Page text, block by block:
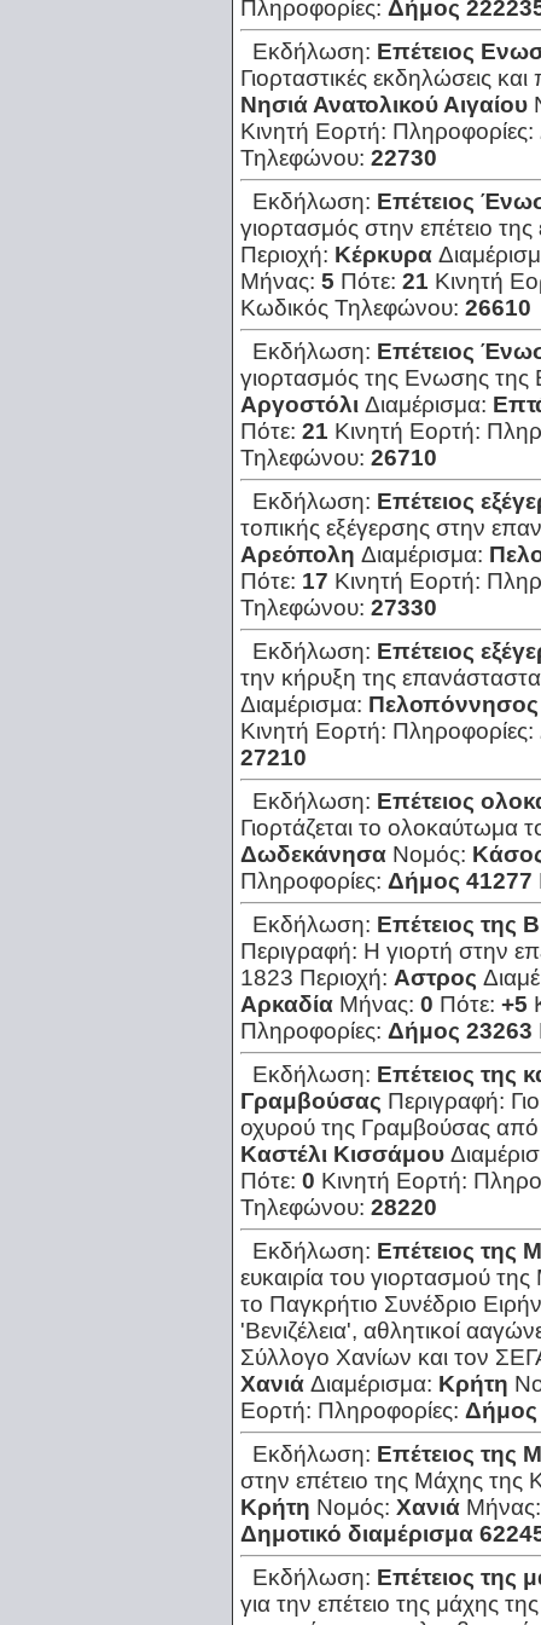
Πληροφορίες: Δήμος
Εκδήλωση: Επέτειος
Γιορταστικές εκδηλώσεις
Νησιά Ανατολικού Αιγαίου
Κινητή Εορτή: Πληροφορίες:
Τηλεφώνου: 22730
Εκδήλωση: Επέτειος
γιορτασμός στην επέτειο
Περιοχή: Κέρκυρα
Μήνας: 5 Πότε: 21 Κινητή
Κωδικός Τηλεφώνου: 26610
Εκδήλωση: Επέτειος
γιορτασμός της Ενωσης
Αργοστόλι Διαμέρισμα:
Πότε: 21 Κινητή Εορτή:
Τηλεφώνου: 26710
Εκδήλωση: Επέτειος
τοπικής εξέγερσης στην
Αρεόπολη Διαμέρισμα:
Πότε: 17 Κινητή Εορτή:
Τηλεφώνου: 27330
Εκδήλωση: Επέτειος
την κήρυξη της
Διαμέρισμα: Πελοπόννησος
Κινητή Εορτή: Πληροφορίες:
27210
Εκδήλωση: Επέτειος
Γιορτάζεται το ολοκαύτωμα
Δωδεκάνησα Νομός:
Πληροφορίες: Δήμος 41277
Εκδήλωση: Επέτειος της
Περιγραφή: Η γιορτή στην
1823 Περιοχή: Αστρος
Αρκαδία Μήνας: 0 Πότε: +5
Πληροφορίες: Δήμος 23263
Εκδήλωση: Επέτειος της
Γραμβούσας Περιγραφή:
οχυρού της Γραμβούσας από
Καστέλι Κισσάμου
Πότε: 0 Κινητή Εορτή:
Τηλεφώνου: 28220
Εκδήλωση: Επέτειος της
ευκαιρία του γιορτασμού
το Παγκρήτιο Συνέδριο
'Βενιζέλεια', αθλητικοί
Σύλλογο Χανίων και τον
Χανιά Διαμέρισμα: Κρήτη
Εορτή: Πληροφορίες: Δήμος
Εκδήλωση: Επέτειος της
στην επέτειο της Μάχης της
Κρήτη Νομός: Χανιά
Δημοτικό διαμέρισμα
Εκδήλωση: Επέτειος της
για την επέτειο της μάχης